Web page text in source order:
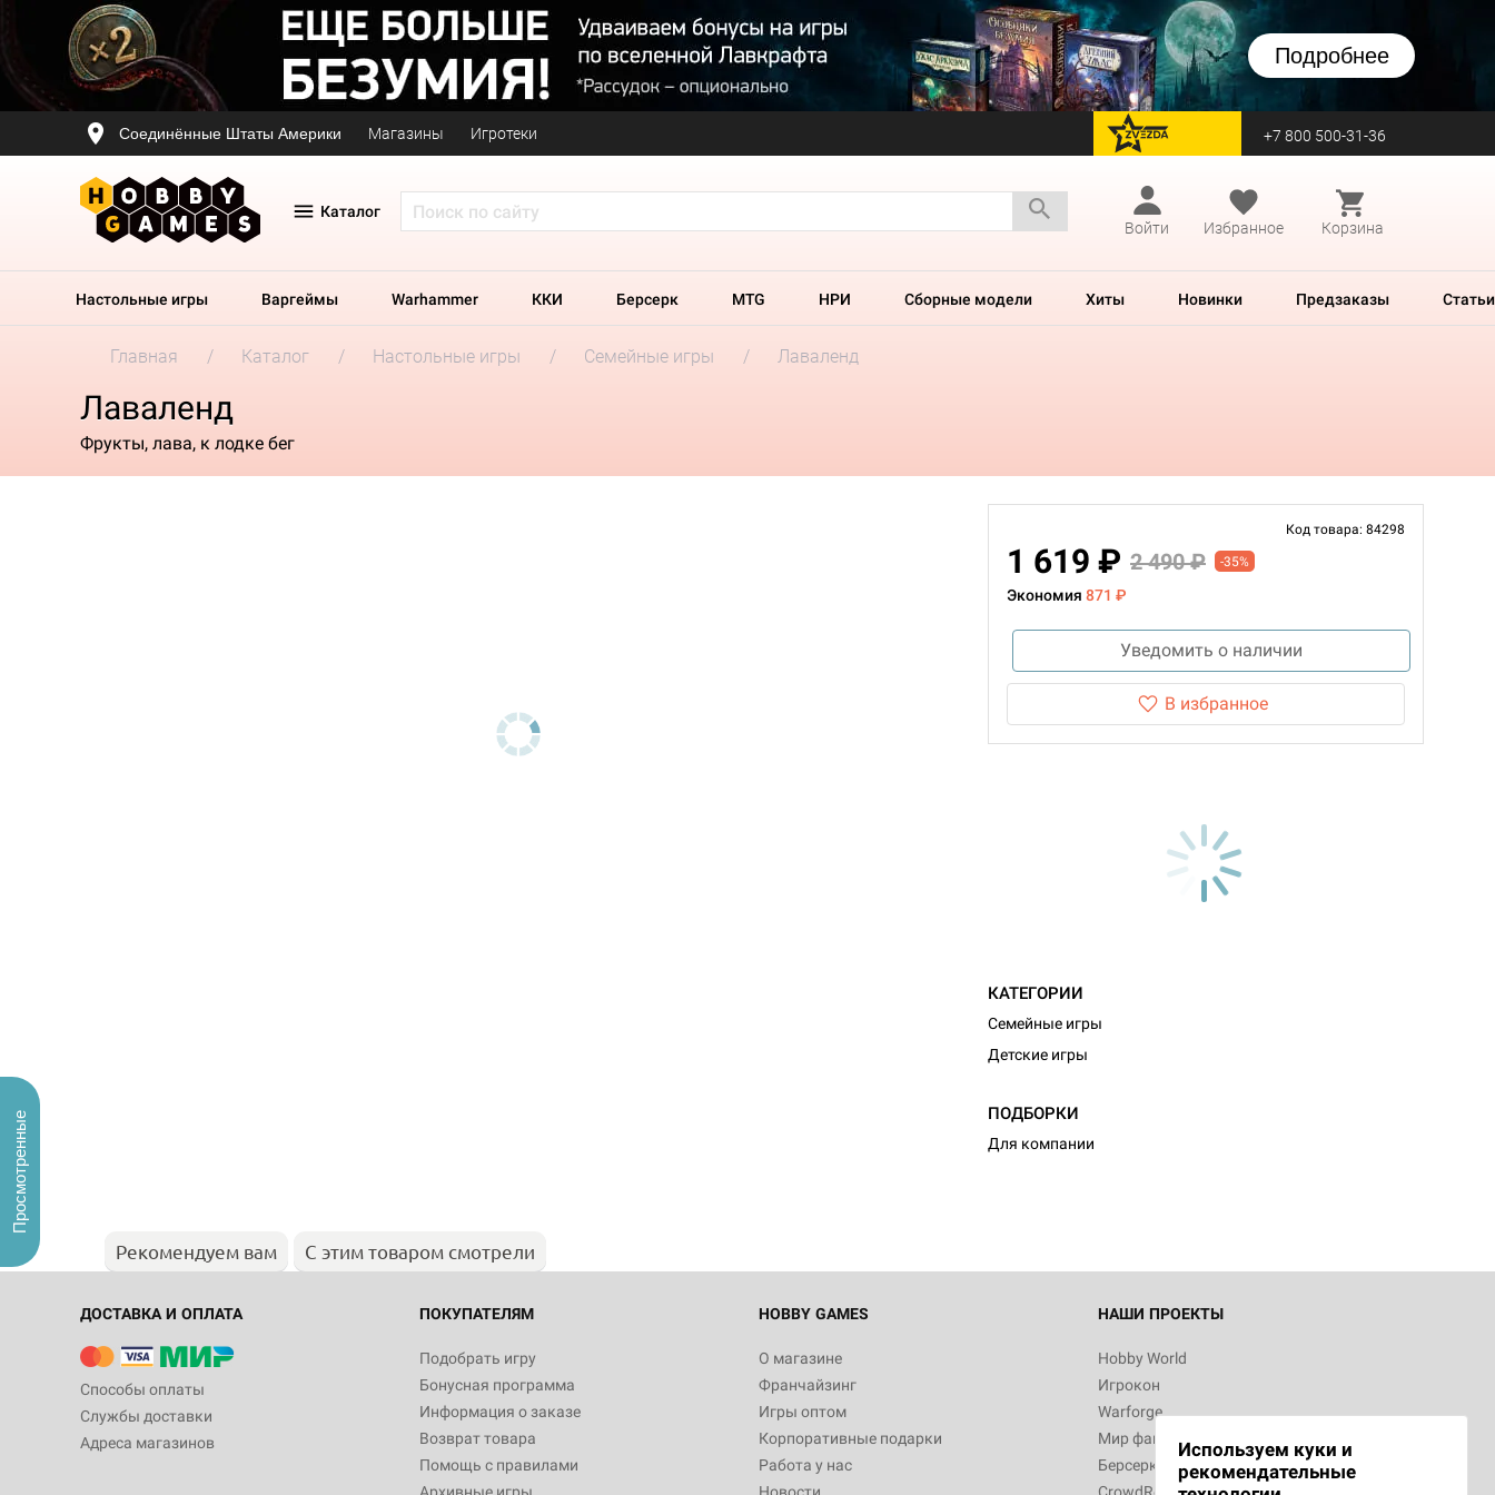
Подробнее
Соединённые Штаты Америки Магазины Игротеки перейти на Zvezda +7 800 500-31-36
Каталог
Войти
Избранное Корзина
Настольные игры Варгеймы Warhammer ККИ Берсерк MTG НРИ Сборные модели Хиты Новинки Предзаказы Статьи
Главная Каталог Настольные игры Семейные игры Лаваленд
Лаваленд
Фрукты, лава, к лодке бег
Код товара: 84298
1 619 ₽ 2 490 ₽ -35%
Экономия 871 ₽
Уведомить о наличии
В избранное
КАТЕГОРИИ
Семейные игры
Детские игры
ПОДБОРКИ
Для компании
Рекомендуем вам С этим товаром смотрели
ДОСТАВКА И ОПЛАТА
Способы оплаты
Службы доставки
Адреса магазинов
ПОКУПАТЕЛЯМ
Подобрать игру
Бонусная программа
Информация о заказе
Возврат товара
Помощь с правилами
HOBBY GAMES
О магазине
Франчайзинг
Игры оптом
Корпоративные подарки
Работа у нас
НАШИ ПРОЕКТЫ
Hobby World
Игрокон
Warforge
Мир фантастики
Берсерк
Используем куки и
рекомендательные
Просмотренные
Настольная игра Hobby World Журнал
"Мир фантастики. Спецвыпуск: Братья
империи: Боевая тревога
799
Настольная игра Hobby World Сумерки
империи. Четвёртая редакция: Грозовой
Рубеж
12 990